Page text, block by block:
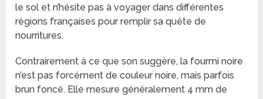
le sol et n’hésite pas à voyager dans différentes
régions françaises pour remplir sa quête de
nourritures.
Contrairement à ce que son suggère, la fourmi noire
n’est pas forcément de couleur noire, mais parfois
brun foncé. Elle mesure généralement 4 mm de